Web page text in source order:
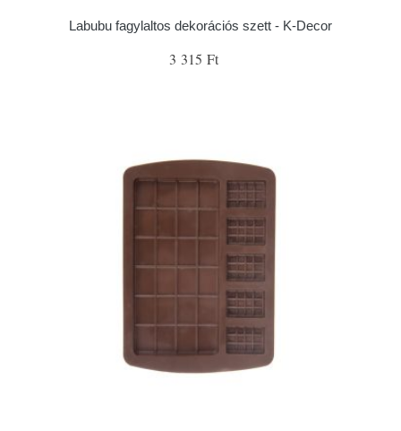
Labubu fagylaltos dekorációs szett - K-Decor
3 315 Ft